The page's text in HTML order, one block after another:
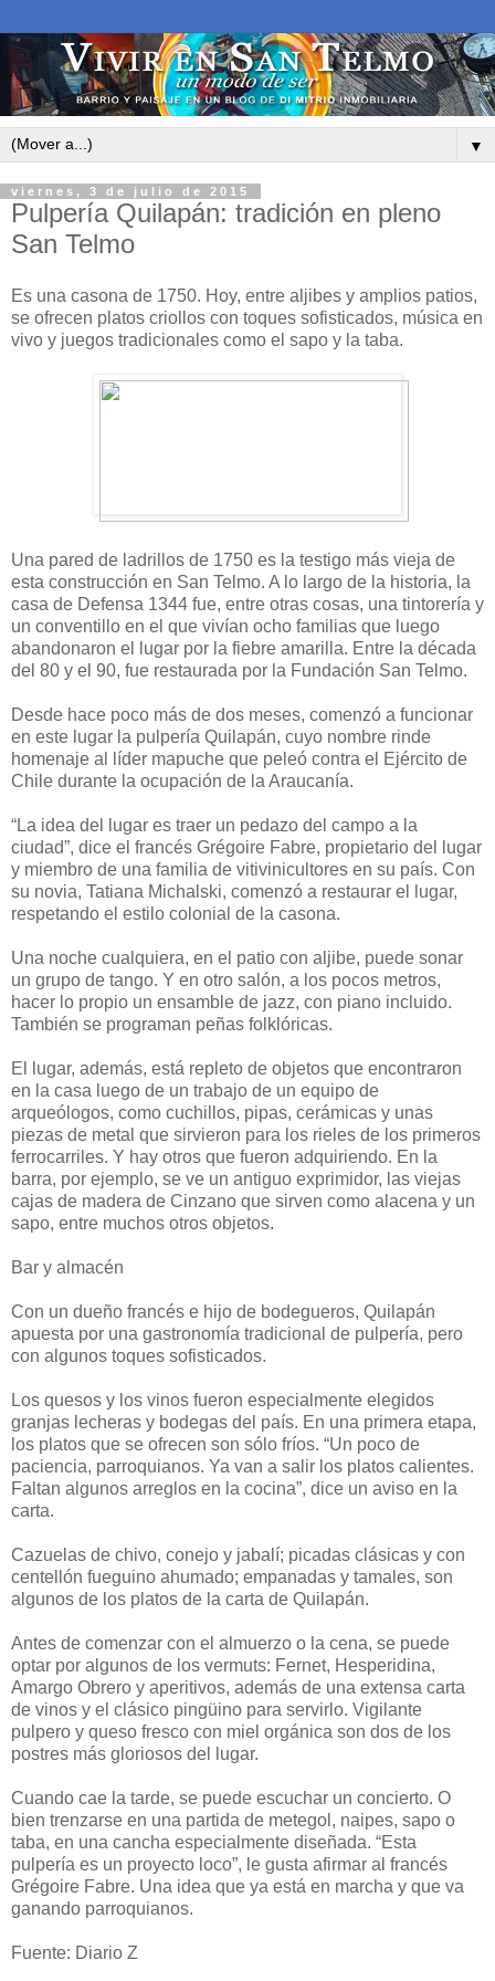
▼
viernes, 3 de julio de 2015
Pulpería Quilapán: tradición en pleno
San Telmo
Es una casona de 1750. Hoy, entre aljibes y amplios patios,
se ofrecen platos criollos con toques sofisticados, música en
vivo y juegos tradicionales como el sapo y la taba.
Una pared de ladrillos de 1750 es la testigo más vieja de
esta construcción en San Telmo. A lo largo de la historia, la
casa de Defensa 1344 fue, entre otras cosas, una tintorería y
un conventillo en el que vivían ocho familias que luego
abandonaron el lugar por la fiebre amarilla. Entre la década
del 80 y el 90, fue restaurada por la Fundación San Telmo.
Desde hace poco más de dos meses, comenzó a funcionar
en este lugar la pulpería Quilapán, cuyo nombre rinde
homenaje al líder mapuche que peleó contra el Ejército de
Chile durante la ocupación de la Araucanía.
“La idea del lugar es traer un pedazo del campo a la
ciudad”, dice el francés Grégoire Fabre, propietario del lugar
y miembro de una familia de vitivinicultores en su país. Con
su novia, Tatiana Michalski, comenzó a restaurar el lugar,
respetando el estilo colonial de la casona.
Una noche cualquiera, en el patio con aljibe, puede sonar
un grupo de tango. Y en otro salón, a los pocos metros,
hacer lo propio un ensamble de jazz, con piano incluido.
También se programan peñas folklóricas.
El lugar, además, está repleto de objetos que encontraron
en la casa luego de un trabajo de un equipo de
arqueólogos, como cuchillos, pipas, cerámicas y unas
piezas de metal que sirvieron para los rieles de los primeros
ferrocarriles. Y hay otros que fueron adquiriendo. En la
barra, por ejemplo, se ve un antiguo exprimidor, las viejas
cajas de madera de Cinzano que sirven como alacena y un
sapo, entre muchos otros objetos.
Bar y almacén
Con un dueño francés e hijo de bodegueros, Quilapán
apuesta por una gastronomía tradicional de pulpería, pero
con algunos toques sofisticados.
Los quesos y los vinos fueron especialmente elegidos
granjas lecheras y bodegas del país. En una primera etapa,
los platos que se ofrecen son sólo fríos. “Un poco de
paciencia, parroquianos. Ya van a salir los platos calientes.
Faltan algunos arreglos en la cocina”, dice un aviso en la
carta.
Cazuelas de chivo, conejo y jabalí; picadas clásicas y con
centellón fueguino ahumado; empanadas y tamales, son
algunos de los platos de la carta de Quilapán.
Antes de comenzar con el almuerzo o la cena, se puede
optar por algunos de los vermuts: Fernet, Hesperidina,
Amargo Obrero y aperitivos, además de una extensa carta
de vinos y el clásico pingüino para servirlo. Vigilante
pulpero y queso fresco con miel orgánica son dos de los
postres más gloriosos del lugar.
Cuando cae la tarde, se puede escuchar un concierto. O
bien trenzarse en una partida de metegol, naipes, sapo o
taba, en una cancha especialmente diseñada. “Esta
pulpería es un proyecto loco”, le gusta afirmar al francés
Grégoire Fabre. Una idea que ya está en marcha y que va
ganando parroquianos.
Fuente: Diario Z